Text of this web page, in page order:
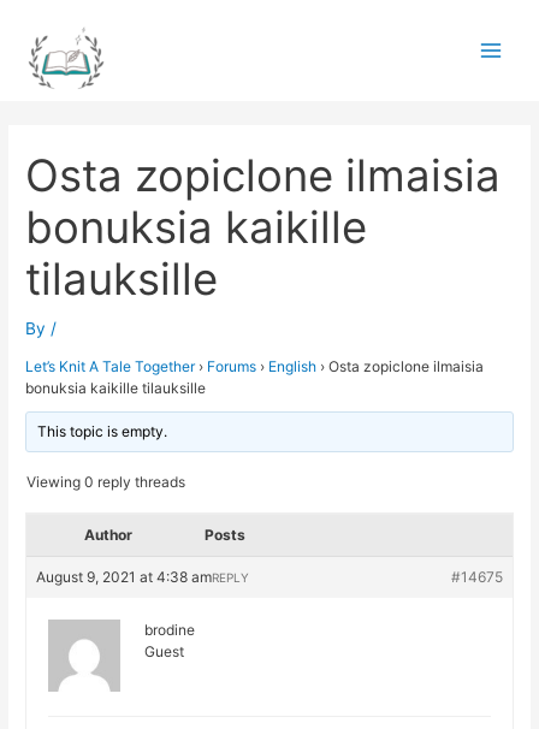
content
Osta zopiclone ilmaisia ​​
bonuksia kaikille
tilauksille
By /
Let’s Knit A Tale Together › Forums › English › Osta zopiclone ilmaisia ​​
bonuksia kaikille tilauksille
This topic is empty.
Viewing 0 reply threads
Author Posts
August 9, 2021 at 4:38 am #14675
REPLY
brodine
Guest